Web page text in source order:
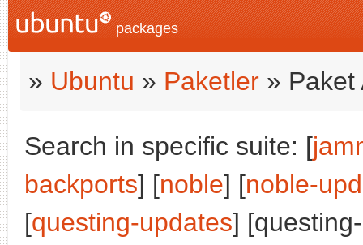
packages
» Ubuntu » Paketler » Paket
Search in specific suite: [
backports] [noble] [noble-
[questing-updates]